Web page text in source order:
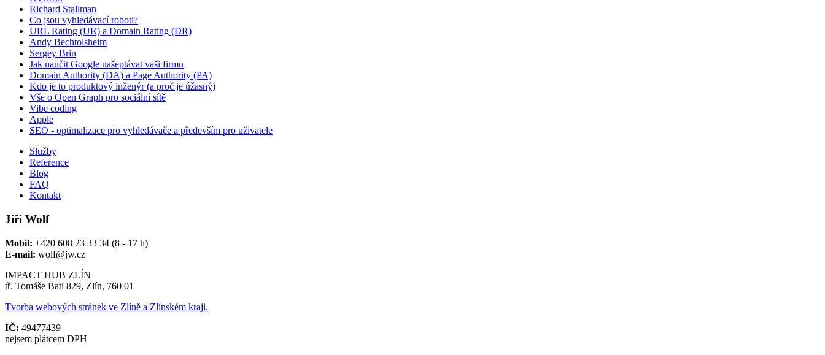
Richard Stallman
Co jsou vyhledávací roboti?
URL Rating (UR) a Domain Rating (DR)
Andy Bechtolsheim
Sergey Brin
Jak naučit Google našeptávat vaši firmu
Domain Authority (DA) a Page Authority (PA)
Kdo je to produktový inženýr (a proč je úžasný)
Vše o Open Graph pro sociální sítě
Vibe coding
Apple
SEO - optimalizace pro vyhledávače a především pro uživatele
Služby
Reference
Blog
FAQ
Kontakt
Jiří Wolf
Mobil: +420 608 23 33 34 (8 - 17 h)
E-mail: wolf@jw.cz
IMPACT HUB ZLÍN
tř. Tomáše Bati 829, Zlín, 760 01
Tvorba webových stránek ve Zlíně a Zlínském kraji.
IČ: 49477439
nejsem plátcem DPH